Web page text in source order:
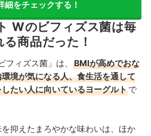
細をチェックする！
Wのビフィズス菌は毎
商品だった！
フィズス菌」は、
BMIが高めでおな
境が気になる人、食生活を通して
たい人に向いているヨーグルトで
抑えたまろやかな味わいは、ほか